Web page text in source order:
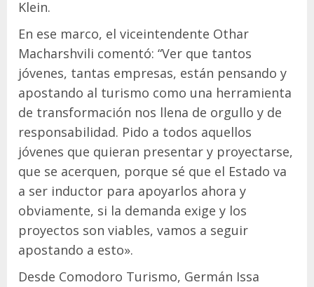
Klein.
En ese marco, el viceintendente Othar
Macharshvili comentó: “Ver que tantos
jóvenes, tantas empresas, están pensando y
apostando al turismo como una herramienta
de transformación nos llena de orgullo y de
responsabilidad. Pido a todos aquellos
jóvenes que quieran presentar y proyectarse,
que se acerquen, porque sé que el Estado va
a ser inductor para apoyarlos ahora y
obviamente, si la demanda exige y los
proyectos son viables, vamos a seguir
apostando a esto».
Desde Comodoro Turismo, Germán Issa